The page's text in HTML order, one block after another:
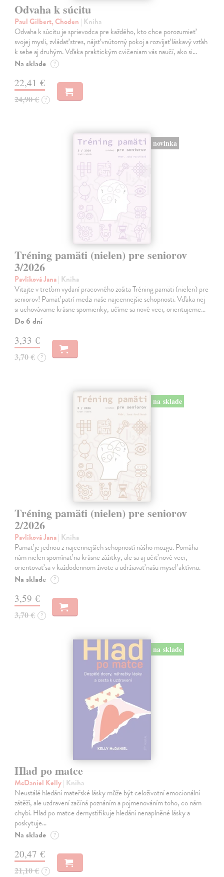
Odvaha k súcitu
Paul Gilbert, Choden | Kniha
Odvaha k súcitu je sprievodca pre každého, kto chce porozumieť
svojej mysli, zvládať stres, nájsť vnútorný pokoj a rozvíjať láskavý vzťah
k sebe aj druhým. Vďaka praktickým cvičeniam vás naučí, ako si…
Na sklade ?
22,41 €
24,90 € ?
novinka
Tréning pamäti (nielen) pre seniorov
3/2026
Pavlíková Jana| Kniha
Vitajte v treťom vydaní pracovného zošita Tréning pamäti (nielen) pre
seniorov! Pamäť patrí medzi naše najcennejšie schopnosti. Vďaka nej
si uchovávame krásne spomienky, učíme sa nové veci, orientujeme…
Do 6 dní
3,33 €
3,70 € ?
na sklade
Tréning pamäti (nielen) pre seniorov
2/2026
Pavlíková Jana| Kniha
Pamäť je jednou z najcennejších schopností nášho mozgu. Pomáha
nám nielen spomínať na krásne zážitky, ale sa aj učiť nové veci,
orientovať sa v každodennom živote a udržiavať našu myseľ aktívnu.
Na sklade ?
3,59 €
3,70 € ?
na sklade
Hlad po matce
McDaniel Kelly| Kniha
Neustálé hledání mateřské lásky může být celoživotní emocionální
zátěží, ale uzdravení začíná poznáním a pojmenováním toho, co nám
chybí. Hlad po matce demystifikuje hledání nenaplněné lásky a
poskytuje…
Na sklade ?
20,47 €
21,10 € ?